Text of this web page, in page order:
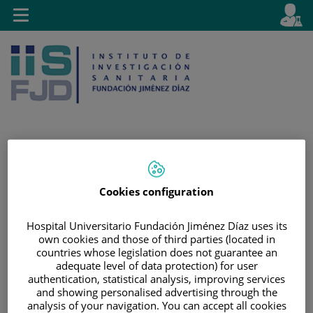
Jump to content
Active
en
Toggle
navigation
Cookies configuration
Hospital Universitario Fundación Jiménez Díaz uses its
own cookies and those of third parties (located in
countries whose legislation does not guarantee an
adequate level of data protection) for user
authentication, statistical analysis, improving services
and showing personalised advertising through the
analysis of your navigation. You can accept all cookies